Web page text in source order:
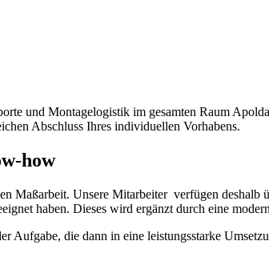
und Montagelogistik im gesamten Raum
Abschluss Ihres individuellen Vorhabens.
how
Maßarbeit. Unsere Mitarbeiter verfügen
haben. Dieses wird ergänzt durch eine
Aufgabe, die dann in eine leistungsstarke